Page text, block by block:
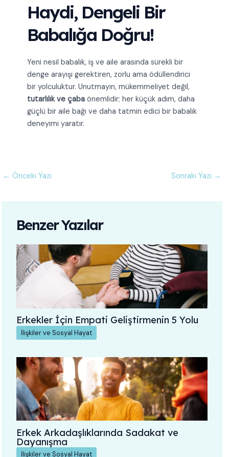
Haydi, Dengeli Bir
Babalığa Doğru!
Yeni nesil babalık, iş ve aile arasında sürekli bir
denge arayışı gerektiren, zorlu ama ödüllendirici
bir yolculuktur. Unutmayın, mükemmeliyet değil,
tutarlılık ve çabaönemlidir; her küçük adım, daha
güçlü bir aile bağı ve daha tatmin edici bir babalık
deneyimi yaratır.
← Önceki Yazı Sonraki Yazı →
Benzer Yazılar
Erkekler İçin Empati Geliştirmenin 5 Yolu
İlişkiler ve Sosyal Hayat
Erkek Arkadaşlıklarında Sadakat ve
Dayanışma
İlişkiler ve Sosyal Hayat